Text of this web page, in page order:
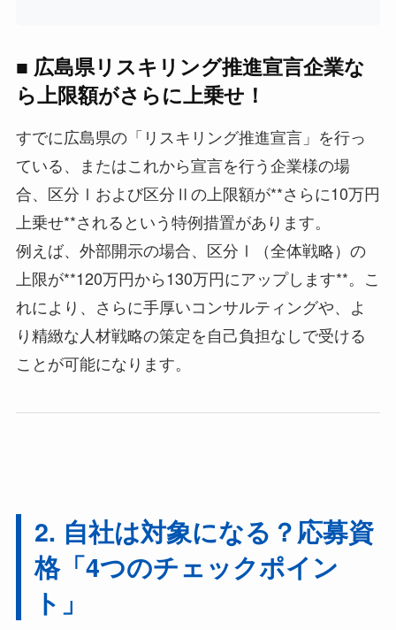
■ 広島県リスキリング推進宣言企業な
ら上限額がさらに上乗せ！
すでに広島県の「リスキリング推進宣言」を行っ
ている、またはこれから宣言を行う企業様の場
合、区分Ⅰおよび区分Ⅱの上限額が**さらに10万円
上乗せ**されるという特例措置があります。
例えば、外部開示の場合、区分Ⅰ（全体戦略）の
上限が**120万円から130万円にアップします**。こ
れにより、さらに手厚いコンサルティングや、よ
り精緻な人材戦略の策定を自己負担なしで受ける
ことが可能になります。
2. 自社は対象になる？応募資
格「4つのチェックポイン
ト」